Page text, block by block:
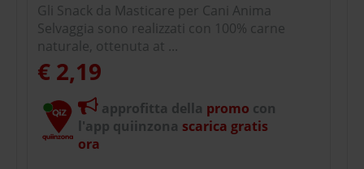
Gli Snack da Masticare per Cani Anima
Selvaggia sono realizzati con 100% carne
naturale, ottenuta at ...
€ 2,19
approfitta della promo con
l'app quiinzona scarica gratis
ora